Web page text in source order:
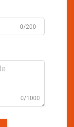
0/200
0/1000